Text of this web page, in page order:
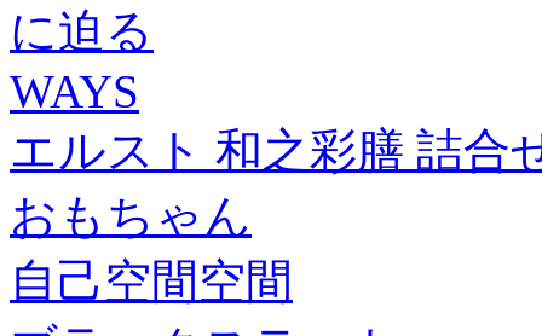
に迫る
WAYS
エルスト 和之彩膳 詰合
おもちゃん
自己空間空間